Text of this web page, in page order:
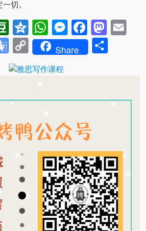
切。
Douban
QzoneWhatsApp
Messenger
Google
Translate
Copy
Link
Share